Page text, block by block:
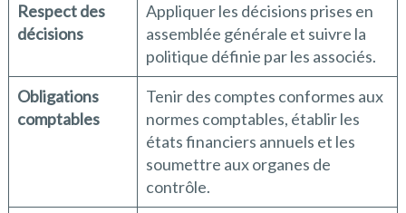
Respect des
décisions
Appliquer les décisions prises en
assemblée générale et suivre la
politique définie par les associés.
Obligations
comptables
Tenir des comptes conformes aux
normes comptables, établir les
états financiers annuels et les
soumettre aux organes de
contrôle.